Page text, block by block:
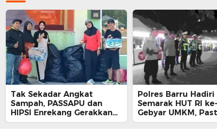
Tak Sekadar Angkat
Sampah, PASSAPU dan
HIPSI Enrekang Gerakkan
Kesadaran Jaga Ruang
Polres Barru Hadiri
Semarak HUT RI
Gebyar UMKM,
Kegiatan